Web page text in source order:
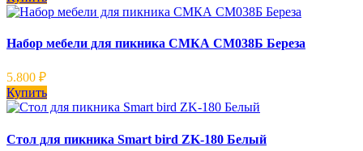
Набор мебели для пикника СМКА СМ038Б Береза
5.800 ₽
Купить
Стол для пикника Smart bird ZK-180 Белый